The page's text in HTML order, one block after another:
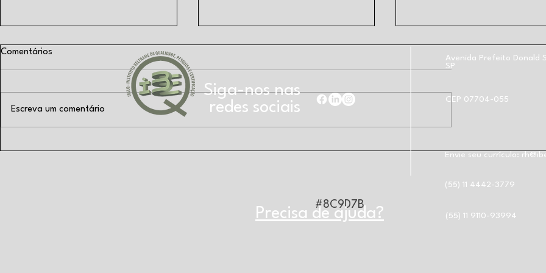
esquadrias está se
com nossa diretora Fabiola
Temp. Epis. 12 - Prof Fabíola
Comentários
Escreva um comentário
Avenida Prefeito Donald
SP
Siga-nos nas
redes sociais
CEP 07704-055
Envie seu currículo:
(55) 11 4442-3779
#8C9D7B
Precisa de ajuda? (55) 11 9110-93994